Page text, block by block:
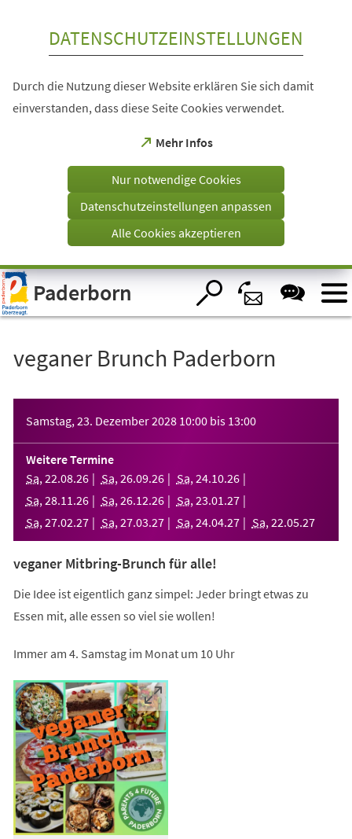
Visuelle
Assistenzsoftware
öffnen.
DATENSCHUTZEINSTELLUNGEN
Durch die Nutzung dieser Website erklären Sie sich damit
einverstanden, dass diese Seite Cookies verwendet.
Mehr Infos
(Öffnet
einem
Tab)
Nur notwendige Cookies
Datenschutzeinstellungen anpassen
Alle Cookies akzeptieren
Paderborn
veganer Brunch Paderborn
Samstag, 23. Dezember 2028 10:00 bis 13:00
Weitere Termine
Sa, 22.08.26 Sa, 26.09.26 Sa, 24.10.26
Sa, 28.11 .26 Sa, 26.12.26 Sa, 23.01 .27
Sa, 27.02.27 Sa, 27.03.27 Sa, 24.04.27 Sa, 22.05.27
veganer Mitbring-Brunch für alle!
Die Idee ist eigentlich ganz simpel: Jeder bringt etwas zu
Essen mit, alle essen so viel sie wollen!
Immer am 4. Samstag im Monat um 10 Uhr